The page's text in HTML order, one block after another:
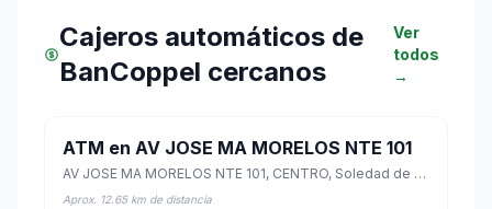
Cajeros automáticos de
BanCoppel cercanos
Ver
todos
→
ATM en AV JOSE MA MORELOS NTE 101
AV JOSE MA MORELOS NTE 101, CENTRO, Soledad de Doblado, Veracruz de Ignacio de la Llave
Aprox. 12.65 km de distancia